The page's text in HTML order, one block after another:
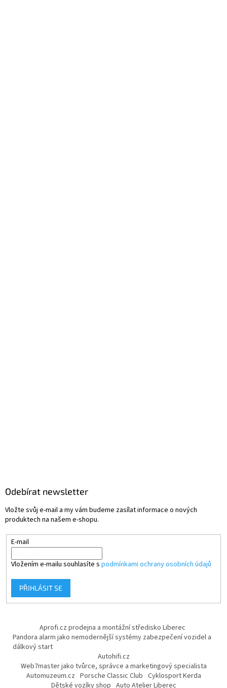
Odebírat newsletter
Vložte svůj e-mail a my vám budeme zasílat informace o nových
produktech na našem e-shopu.
E-mail
Vložením e-mailu souhlasíte s podmínkami ochrany osobních údajů
PŘIHLÁSIT SE
Aprofi.cz prodejna a montážní středisko Liberec
Pandora alarm jako nemodernější systémy zabezpečení vozidel a
dálkový start
Autohifi.cz
Web7master jako tvůrce, správce a marketingový specialista
Automuzeum.cz Porsche Classic Club Cyklosport Kerda
Dětské vozíky shop Auto Atelier Liberec